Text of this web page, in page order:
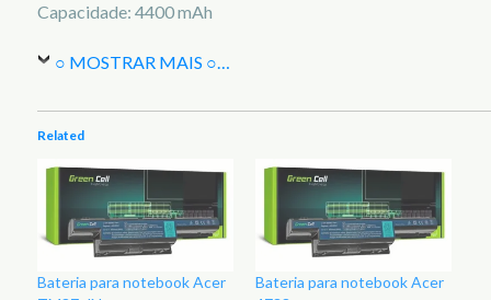
Capacidade: 4400 mAh
○ MOSTRAR MAIS ○…
Related
Bateria para notebook Acer
Bateria para notebook Acer